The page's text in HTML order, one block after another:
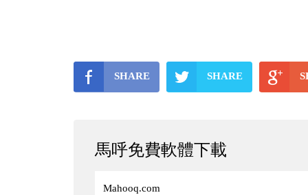
SHARE SHARE
馬呼免費軟體下載
Mahooq.com